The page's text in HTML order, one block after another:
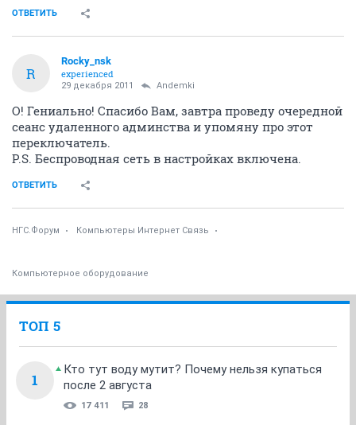
ОТВЕТИТЬ
R
Rocky_nsk
experienced
29 декабря 2011 Andemki
О! Гениально! Спасибо Вам, завтра проведу очередной
сеанс удаленного админства и упомяну про этот
переключатель.
P.S. Беспроводная сеть в настройках включена.
ОТВЕТИТЬ
НГС.Форум Компьютеры Интернет Связь
Компьютерное оборудование
ТОП 5
1
Кто тут воду мутит? Почему нельзя купаться
после 2 августа
17 411 28